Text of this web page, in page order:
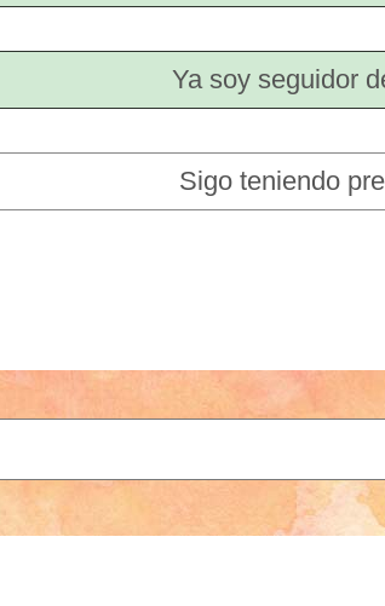
Ya soy seguidor
Sigo teniendo